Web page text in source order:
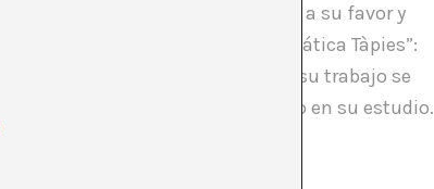
Ahora Vicenç Todolí quiere ir a su favor y
Ambos evidencian la “problemática Tàpies”:
por ejemplo, era proactivo y su trabajo se
sigue apareciendo solo y aislado en su estudio.